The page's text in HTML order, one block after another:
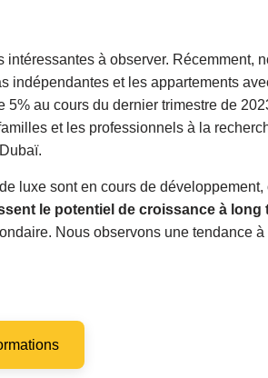
à observer. Récemment,
et les appartements
au cours du dernier trimestre de
et les professionnels à la
luxe sont en cours de
le potentiel de croissance à long
Nous observons une tendance